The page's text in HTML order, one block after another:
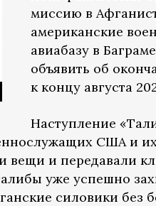
миссию в
американские
авиабазу в
объявить об
к концу августа
Наступление
США и
вещи и передавали
уже успешно
силовики без